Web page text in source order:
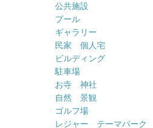
公共施設
プール
ギャラリー
民家 個人宅
ビルディング
駐車場
お寺 神社
自然 景観
ゴルフ場
レジャー テーマパーク